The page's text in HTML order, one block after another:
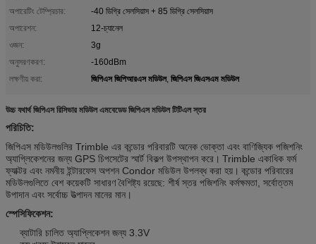
অপারেটিং টেম্প্রিচার:
-40 ডিগ্রি সেলসিয়াস + 85 ডিগ্রি সেলসিয়াস
অপারেশন:
12-চ্যানেল
ওজন:
3g
অনুসরণকরণ:
-160dBm
লক্ষণীয় করা:
জিপিএস জিপিআরএস মডিউল, জিপিএস জিএসএম মডিউল
উচ্চ যথার্থ জিপিএস রিসিভার মডিউল এমবেডেড জিপিএস মডিউল টিটিএল স্তর
পরিচিতি:
জিপিএস মডিউলগুলির Trimble এর কন্ডোর পরিবারটি অনেক ভোক্তা এবং বাণিজ্যিক পজিশনিং
অ্যাপ্লিকেশনের জন্য GPS চিপসেটের স্মার্ট বিকল্প উপস্থাপন করে। Trimble একাধিক ফর্ম
ফ্যাক্টর এবং নমনীয় ইন্টারফেস অপশন Condor মডিউল উপলব্ধ করা হয়। কন্ডোর পরিবারের
মডিউলগুলিতে বেশ কয়েকটি সাধারণ বৈশিষ্ট্য রয়েছে: শীর্ষ স্তর পজিশনিং কর্মক্ষমতা, সর্বোত্তম
উপাদান এবং সর্বোচ্চ উত্পাদন মানের মান।
স্পেসিফিকেশন:
ব্যাটারি চালিত অ্যাপ্লিকেশন জন্য 3.3V